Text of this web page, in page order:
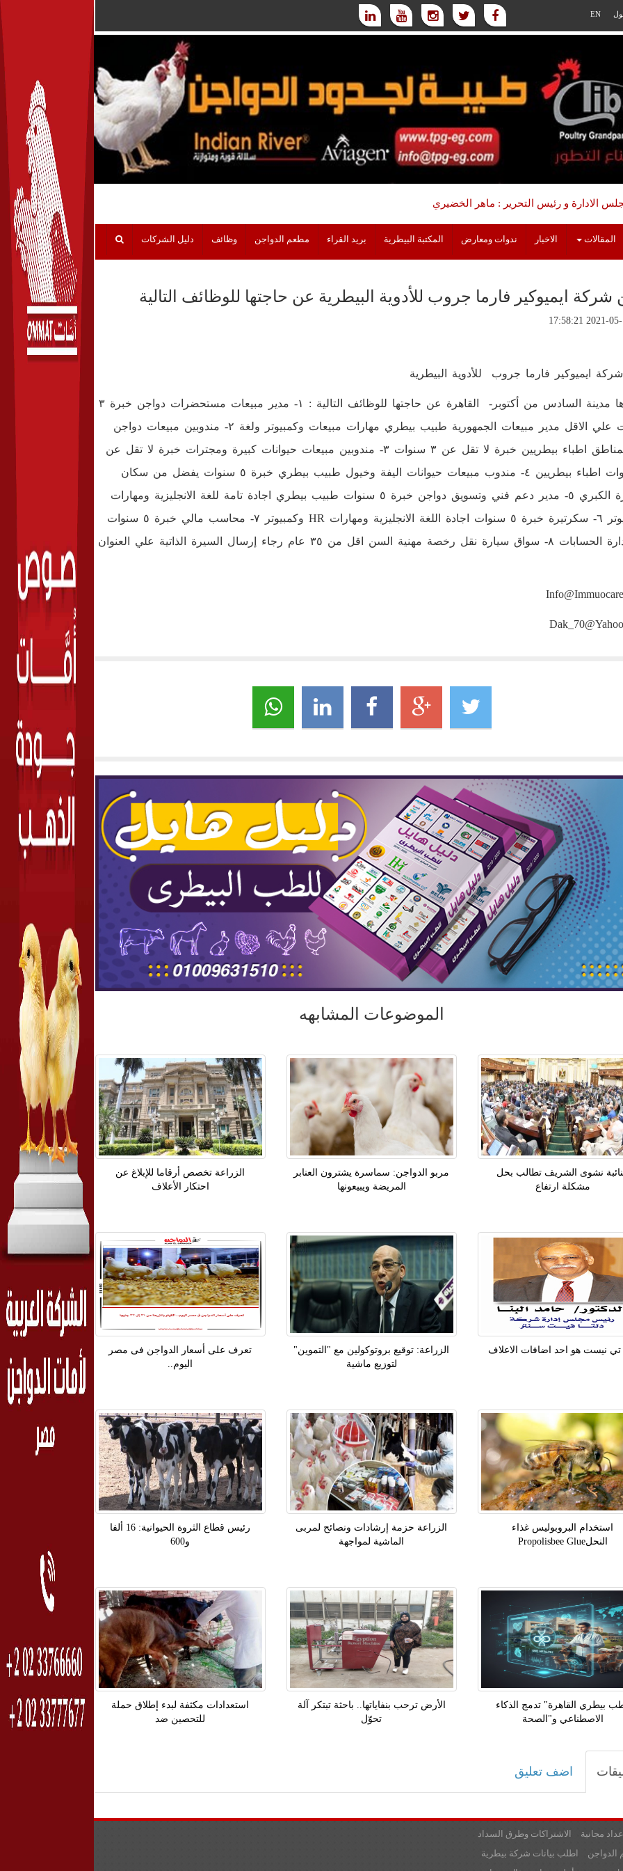
EN
الادارة و رئيس التحرير : ماهر الخضيري
المقالات الاخبار ندوات ومعارض المكتبة البيطرية بريد القراء مطعم الدواجن وظائف دليل الشركات
شركة ايميوكير فارما جروب للأدوية البيطرية عن حاجتها للوظائف التالية
ايميوكير فارما جروب للأدوية البيطرية
ومقرها مدينة السادس من أكتوبر- القاهرة عن حاجتها للوظائف التالية : ١- مدير مبيعات مستحضرات دواجن خبرة ٣
سنوات علي الاقل مدير مبيعات الجمهورية طبيب بيطري مهارات مبيعات وكمبيوتر ولغة ٢- مندوبين مبيعات دواجن
كل المناطق اطباء بيطريين خبرة لا تقل عن ٣ سنوات ٣- مندوبين مبيعات حيوانات كبيرة ومجترات خبرة لا تقل عن
٥ سنوات اطباء بيطريين ٤- مندوب مبيعات حيوانات اليفة وخيول طبيب بيطري خبرة ٥ سنوات يفضل من سكان
القاهرة الكبري ٥- مدير دعم فني وتسويق دواجن خبرة ٥ سنوات طبيب بيطري اجادة تامة للغة الانجليزية ومهارات
الانجليزية ومهارات
HR
وكمبيوتر ٧- محاسب مالي خبرة ٥ سنوات
في ادارة الحسابات ٨- سواق سيارة نقل رخصة مهنية السن اقل من ٣٥ عام رجاء إرسال السيرة الذاتية علي العنوان
الموضوعات المشابهه
الزراعة تخصص أرقاما للإبلاغ عن
احتكار الأعلاف
مربو الدواجن: سماسرة يشترون العنابر
المريضة ويبيعونها
نشوى الشريف تطالب بحل
مشكلة ارتفاع
تعرف على أسعار الدواجن فى مصر
اليوم..
الزراعة: توقيع بروتوكولين مع "التموين"
لتوزيع ماشية
نيست هو احد اضافات الاعلاف
رئيس قطاع الثروة الحيوانية: 16 ألفا
و600
الزراعة حزمة إرشادات ونصائح لمربى
الماشية لمواجهة
استخدام البروبوليس غذاء
النحلPropolisbee Glue
استعدادات مكثفة لبدء إطلاق حملة
للتحصين ضد
الأرض ترحب بنفاياتها.. باحثة تبتكر آلة
تحوّل
بيطري القاهرة" تدمج الذكاء
الاصطناعي و"الصحة
اضف تعليق
الاشتراكات وطرق السداد
مجانية
اطلب بيانات شركة بيطرية
الدواجن